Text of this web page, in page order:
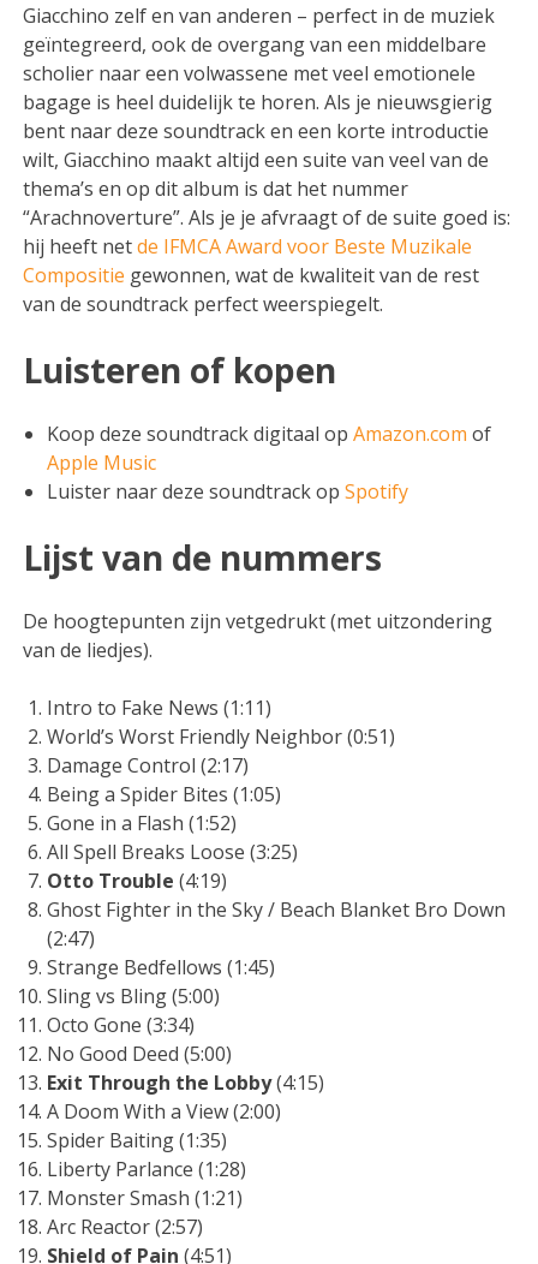
Giacchino zelf en van anderen – perfect in de muziek
geïntegreerd, ook de overgang van een middelbare
scholier naar een volwassene met veel emotionele
bagage is heel duidelijk te horen. Als je nieuwsgierig
bent naar deze soundtrack en een korte introductie
wilt, Giacchino maakt altijd een suite van veel van de
thema’s en op dit album is dat het nummer
“Arachnoverture”. Als je je afvraagt of de suite goed is:
hij heeft netde IFMCA Award voor Beste Muzikale
Compositie gewonnen, wat de kwaliteit van de rest
van de soundtrack perfect weerspiegelt.
Luisteren of kopen
Koop deze soundtrack digitaal opAmazon.com of
Apple Music
Luister naar deze soundtrack opSpotify
Lijst van de nummers
De hoogtepunten zijn vetgedrukt (met uitzondering
van de liedjes).
Intro to Fake News (1:11)
World’s Worst Friendly Neighbor (0:51)
Damage Control (2:17)
Being a Spider Bites (1:05)
Gone in a Flash (1:52)
All Spell Breaks Loose (3:25)
Otto Trouble(4:19)
Ghost Fighter in the Sky / Beach Blanket Bro Down
(2:47)
Strange Bedfellows (1:45)
Sling vs Bling (5:00)
Octo Gone (3:34)
No Good Deed (5:00)
Exit Through the Lobby(4:15)
A Doom With a View (2:00)
Spider Baiting (1:35)
Liberty Parlance (1:28)
Monster Smash (1:21)
Arc Reactor (2:57)
Shield of Pain (4:51)